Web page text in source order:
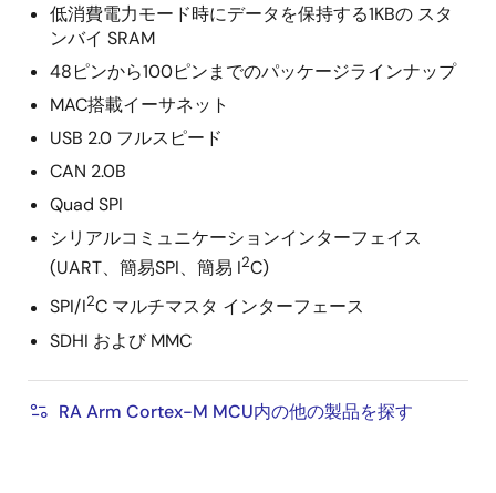
低消費電力モード時にデータを保持する1KBの スタ
ンバイ SRAM
48ピンから100ピンまでのパッケージラインナップ
MAC搭載イーサネット
USB 2.0 フルスピード
CAN 2.0B
Quad SPI
シリアルコミュニケーションインターフェイス
(UART、簡易SPI、簡易 I2C)
SPI/I2C マルチマスタ インターフェース
SDHI および MMC
RA Arm Cortex-M MCU内の他の製品を探す